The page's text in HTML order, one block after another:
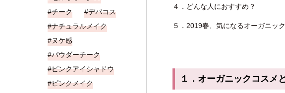
４．どんな人におすすめ？
５．2019春、気になるオーガニッ
１．オーガニックコスメ
チーク
デパコス
ナチュラルメイク
ヌケ感
パウダーチーク
ピンクアイシャドウ
ピンクメイク